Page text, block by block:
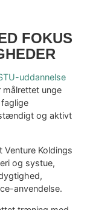
FOKUS
uddannelse
målrettet unge
og aktivt
Koldings
og systue,
anvendelse.